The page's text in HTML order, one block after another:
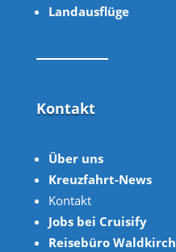
Landausflüge
Kontakt
Über uns
Kreuzfahrt-News
Kontakt
Jobs bei Cruisify
Reisebüro Waldkirch